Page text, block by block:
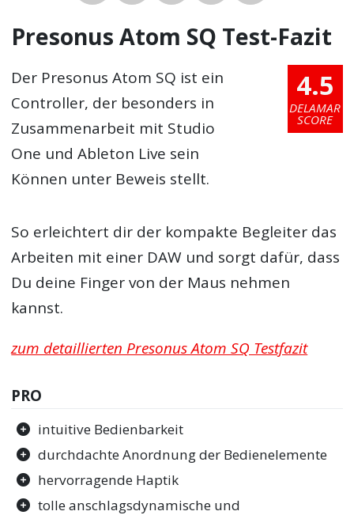
Presonus Atom SQ Test-Fazit
4.5
DELAMAR
SCORE
Der Presonus Atom SQ ist ein
Controller, der besonders in
Zusammenarbeit mit Studio
One und Ableton Live sein
Können unter Beweis stellt.
So erleichtert dir der kompakte Begleiter das
Arbeiten mit einer DAW und sorgt dafür, dass
Du deine Finger von der Maus nehmen
kannst.
zum detaillierten Presonus Atom SQ Testfazit
PRO
intuitive Bedienbarkeit
durchdachte Anordnung der Bedienelemente
hervorragende Haptik
tolle anschlagsdynamische und